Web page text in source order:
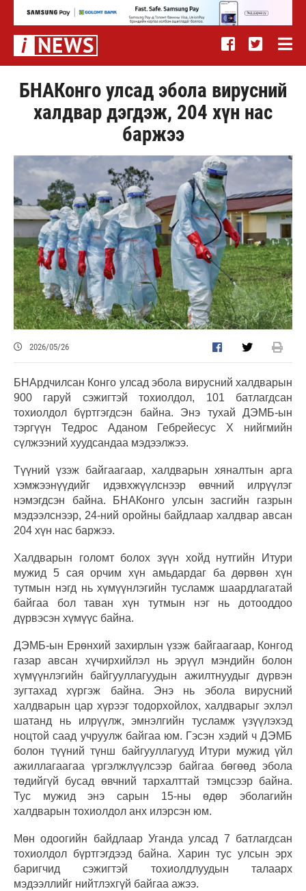
БНАКонго улсад эбола вирусний
халдвар дэгдэж, 204 хүн нас
баржээ
2026/05/26
БНАрдчилсан Конго улсад эбола вирусний халдварын
900 гаруй сэжигтэй тохиолдол, 101 батлагдсан
тохиолдол бүртгэгдсэн байна. Энэ тухай ДЭМБ-ын
тэргүүн Тедрос Аданом Гебрейесус Х нийгмийн
сүлжээний хуудсандаа мэдээлжээ.
Түүний үзэж байгаагаар, халдварын хяналтын арга
хэмжээнүүдийг идэвхжүүлснээр өвчний илрүүлэг
нэмэгдсэн байна. БНАКонго улсын засгийн газрын
мэдээлснээр, 24-ний оройны байдлаар халдвар авсан
204 хүн нас баржээ.
Халдварын голомт болох зүүн хойд нутгийн Итури
мужид 5 сая орчим хүн амьдардаг ба дөрвөн хүн
тутмын нэгд нь хүмүүнлэгийн тусламж шаардлагатай
байгаа бол таван хүн тутмын нэг нь дотооддоо
дүрвэсэн хүмүүс байна.
ДЭМБ-ын Ерөнхий захирлын үзэж байгаагаар, Конгод
газар авсан хүчирхийлэл нь эрүүл мэндийн болон
хүмүүнлэгийн байгууллагуудын ажилтнуудыг дүрвэн
зугтахад хүргэж байна. Энэ нь эбола вирусний
халдварын цар хүрээг тодорхойлох, халдварыг эхлэл
шатанд нь илрүүлж, эмнэлгийн тусламж үзүүлэхэд
ноцтой саад учруулж байгаа юм. Гэсэн хэдий ч ДЭМБ
болон түүний түнш байгууллагууд Итури мужид үйл
ажиллагаагаа үргэлжлүүлсээр байгаа бөгөөд эбола
төдийгүй бусад өвчний тархалттай тэмцсээр байна.
Тус мужид энэ сарын 15-ны өдөр эболагийн
халдварын тохиолдол анх илэрсэн юм.
Мөн одоогийн байдлаар Уганда улсад 7 батлагдсан
тохиолдол бүртгэгдээд байна. Харин тус улсын эрх
баригчид сэжигтэй тохиолдлуудын талаарх
мэдээллийг нийтлэхгүй байгаа ажээ.